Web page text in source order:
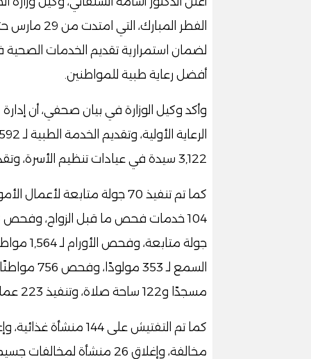
لضمان استمرارية تقديم الخدمات
أفضل رعاية طبية للمواطنين.
3,122 سيدة في عيادات تنظيم الأسرة، وتقديم خدمات صحية لـ 2,065 مستفيدة.
مسجدًا و122 ساحة صلاة، وتنفيذ 223 عملية مكافحة أرضية و46 عملية رش للحشرات.
مخالفة، وإغلاق 26